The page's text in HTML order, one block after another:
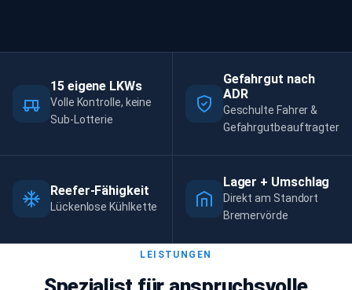
15 eigene LKWs
Volle Kontrolle, keine
Sub-Lotterie
Gefahrgut nach
ADR
Geschulte Fahrer &
Gefahrgutbeauftragter
Reefer-Fähigkeit
Lückenlose Kühlkette
Lager + Umschlag
Direkt am Standort
Bremervörde
LEISTUNGEN